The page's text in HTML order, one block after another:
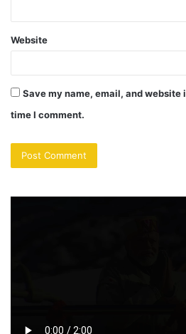
Website
Save my name, email, and website
time I comment.